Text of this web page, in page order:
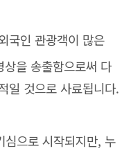
국인 관광객이 많은
상을 송출함으로써 다
일 것으로 사료됩니다.
심으로 시작되지만, 누